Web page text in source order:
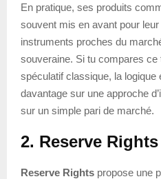
En pratique, ses produits
souvent mis en avant pour
instruments proches du
souveraine. Si tu compares ce
spéculatif classique, la logique
davantage sur une approche
sur un simple pari de marché.
2. Reserve Rights
Reserve Rights propose une